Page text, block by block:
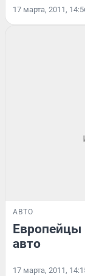
17 марта, 2011,
АВТО
Европейцы
авто
17 марта, 2011,